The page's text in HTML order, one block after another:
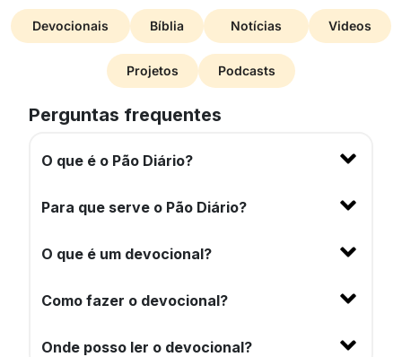
Devocionais Bíblia Notícias Videos
Projetos Podcasts
Perguntas frequentes
O que é o Pão Diário?
Para que serve o Pão Diário?
O que é um devocional?
Como fazer o devocional?
Onde posso ler o devocional?